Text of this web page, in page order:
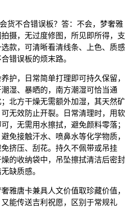
不合错误板？答：不会，梦奢雅
摄，无过度修图，所见即所得，支
款，可清晰看清线条、上色、质感
错误板的烦末路。
，日常简单打理即可持久保留，
湿、暴晒的，南方潮湿可恰当通
北方干燥无需额外加湿，其天然矿
无效防止开裂。日常清理时，用软
，无需用水擦拭，避免颜料零落；
免接触汗水、喷鼻水等化学物质，
挤压、刮花。持久不佩带或吊挂
的收纳袋中，吊坠擦拭清洁后密封
缺质感。
唐卡兼具人文价值取珍藏价值，
能传送吉利祝愿，区别于常规礼